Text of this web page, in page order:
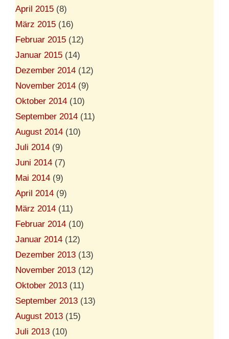
April 2015 (8)
März 2015 (16)
Februar 2015 (12)
Januar 2015 (14)
Dezember 2014 (12)
November 2014 (9)
Oktober 2014 (10)
September 2014 (11)
August 2014 (10)
Juli 2014 (9)
Juni 2014 (7)
Mai 2014 (9)
April 2014 (9)
März 2014 (11)
Februar 2014 (10)
Januar 2014 (12)
Dezember 2013 (13)
November 2013 (12)
Oktober 2013 (11)
September 2013 (13)
August 2013 (15)
Juli 2013 (10)